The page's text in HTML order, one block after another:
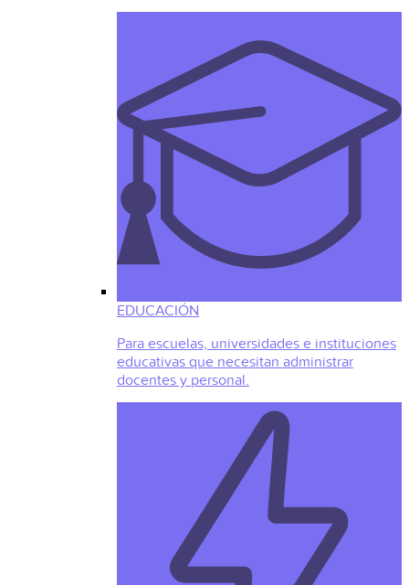
EDUCACIÓN
Para escuelas, universidades e instituciones
educativas que necesitan administrar
docentes y personal.